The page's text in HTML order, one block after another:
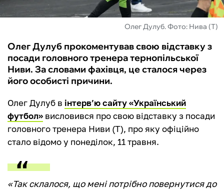
Олег Дулуб. Фото: Нива (Т)
Олег Дулуб прокоментував свою відставку з
посади головного тренера тернопільської
Ниви. За словами фахівця, це сталося через
його особисті причини.
Олег Дулуб в інтерв’ю сайту «Український
футбол» висловився про свою відставку з посади
головного тренера Ниви (Т), про яку офіційно
стало відомо у понеділок, 11 травня.
«Так склалося, що мені потрібно повернутися до